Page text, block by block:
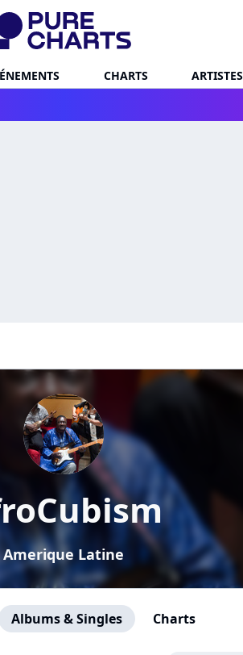
CHARTS ARTISTES
Amerique Latine
Albums & Singles Charts